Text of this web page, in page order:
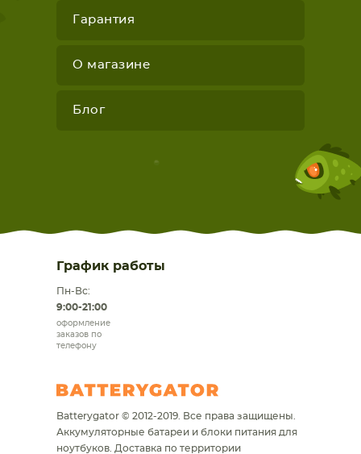
Гарантия
О магазине
Блог
График работы
Пн-Вс:
9:00-21:00
оформление
заказов по
телефону
Batterygator © 2012-2019. Все права защищены.
Аккумуляторные батареи и блоки питания для
ноутбуков. Доставка по территории